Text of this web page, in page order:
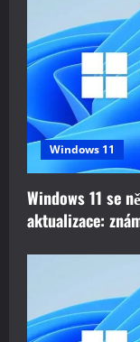
Windows 11
Windows 11 se
aktualizace: